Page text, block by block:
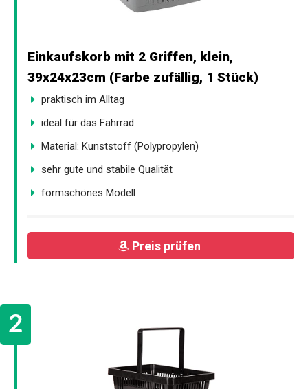
Einkaufskorb mit 2 Griffen, klein,
39x24x23cm (Farbe zufällig, 1 Stück)
praktisch im Alltag
ideal für das Fahrrad
Material: Kunststoff (Polypropylen)
sehr gute und stabile Qualität
formschönes Modell
Preis prüfen